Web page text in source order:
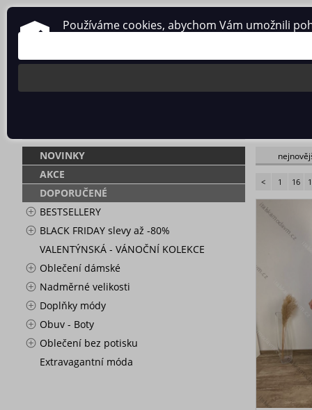
O nás Obchodní podmínky Ochrana osobních údajů
NOVINKY
AKCE
DOPORUČENÉ
BESTSELLERY
BLACK FRIDAY slevy až -80%
VALENTÝNSKÁ - VÁNOČNÍ KOLEKCE
Oblečení dámské
Nadměrné velikosti
Doplňky módy
Obuv - Boty
Oblečení bez potisku
Extravagantní móda
< 1 16
Používáme cookies, abychom Vám umožnili